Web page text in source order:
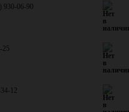
930-06-90
25
12